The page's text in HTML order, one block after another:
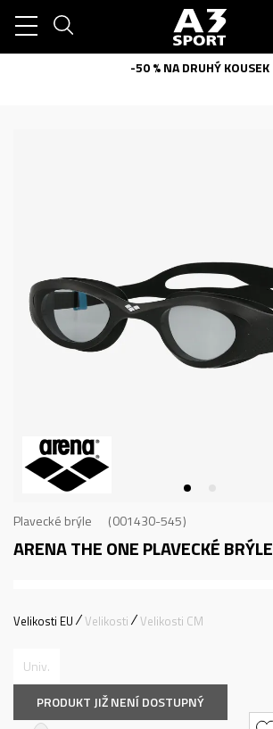
-50 % NA DRUHÝ KOUSEK
Plavecké brýle 001430-545
ARENA THE ONEPLAVECKÉ BRÝLE
Velikosti EU Velikosti Velikosti CM
Univ.
PRODUKT JIŽ NENÍ DOSTUPNÝ